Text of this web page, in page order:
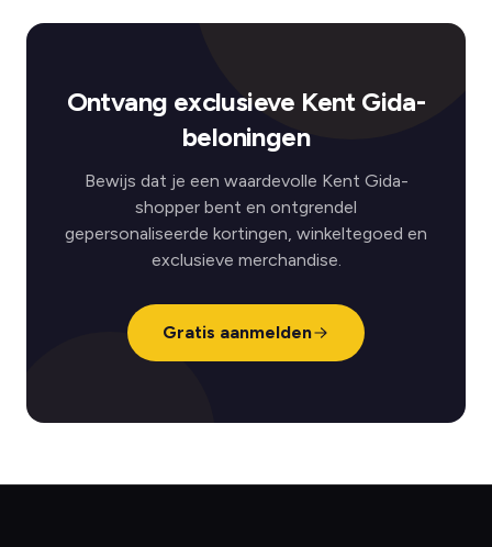
Ontvang exclusieve Kent Gida-
beloningen
Bewijs dat je een waardevolle Kent Gida-
shopper bent en ontgrendel
gepersonaliseerde kortingen, winkeltegoed en
exclusieve merchandise.
Gratis aanmelden